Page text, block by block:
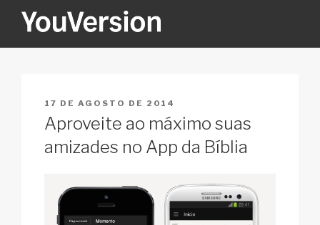
YOUVERSION
PUBLICADO
EM
17 DE AGOSTO DE 2014
Aproveite ao máximo suas
amizades no App da Bíblia